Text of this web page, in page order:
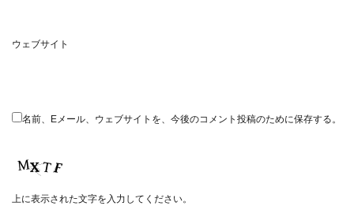
ウェブサイト
名前、Eメール、ウェブサイトを、今後のコメント投稿のために保存する。
上に表示された文字を入力してください。